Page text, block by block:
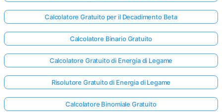
Calcolatore Gratuito per il Decadimento Beta
Calcolatore Binario Gratuito
Calcolatore Gratuito di Energia di Legame
Risolutore Gratuito di Energia di Legame
Calcolatore Binomiale Gratuito